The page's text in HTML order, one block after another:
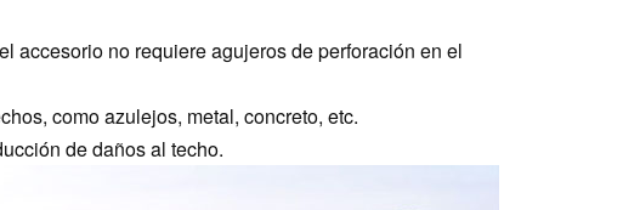
accesorio no requiere agujeros de perforación en el
como azulejos, metal, concreto, etc.
de daños al techo.